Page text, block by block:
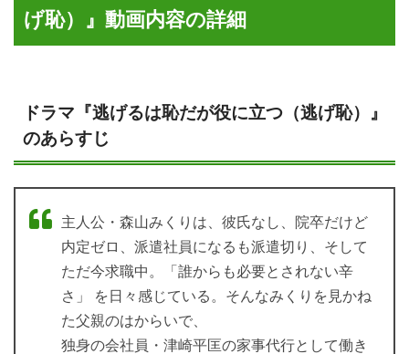
げ恥）』動画内容の詳細
ドラマ『逃げるは恥だが役に立つ（逃げ恥）』
のあらすじ
主人公・森山みくりは、彼氏なし、院卒だけど
内定ゼロ、派遣社員になるも派遣切り、そして
ただ今求職中。「誰からも必要とされない辛
さ」 を日々感じている。そんなみくりを見かね
た父親のはからいで、
独身の会社員・津崎平匡の家事代行として働き